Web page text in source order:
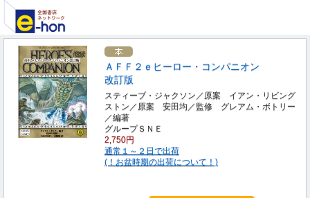
ＡＦＦ２ｅヒーロー・コンパニオン
改訂版
スティーブ・ジャクソン／原案 イアン・リビング
ストン／原案 安田均／監修 グレアム・ボトリー
／編著
グループＳＮＥ
2,750円
通常１～２日で出荷
(！お盆時期の出荷について！)